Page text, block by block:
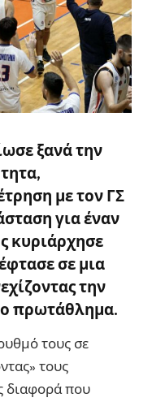
ξανά την
με τον ΓΣ
για έναν
κυριάρχησε
σε μια
την
πρωτάθλημα.
τους σε
τους
διαφορά που